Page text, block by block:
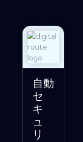
自動
セ
キ
ュ
リ